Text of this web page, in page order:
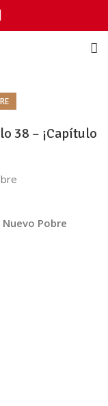
38 – ¡Capítulo
Pobre